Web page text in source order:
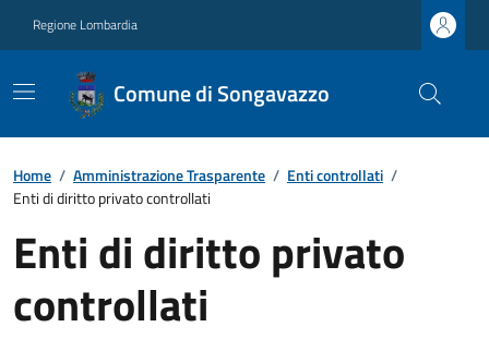
Regione Lombardia
Comune di Songavazzo
Home / Amministrazione Trasparente / Enti controllati /
Enti di diritto privato controllati
Enti di diritto privato
controllati